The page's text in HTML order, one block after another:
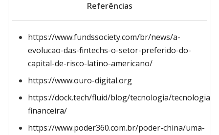
Referências
https://www.fundssociety.com/br/news/a-
evolucao-das-fintechs-o-setor-preferido-do-
capital-de-risco-latino-americano/
https://www.ouro-digital.org
https://dock.tech/fluid/blog/tecnologia/tecnologia-
financeira/
https://www.poder360.com.br/poder-china/uma-